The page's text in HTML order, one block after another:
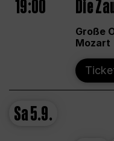
19:00 Die
Große
Mozart
Sa5.9.